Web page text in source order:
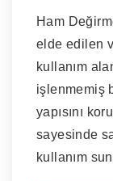
Ham
elde edilen
kullanım
işlenmemiş
yapısını
sayesinde
kullanım